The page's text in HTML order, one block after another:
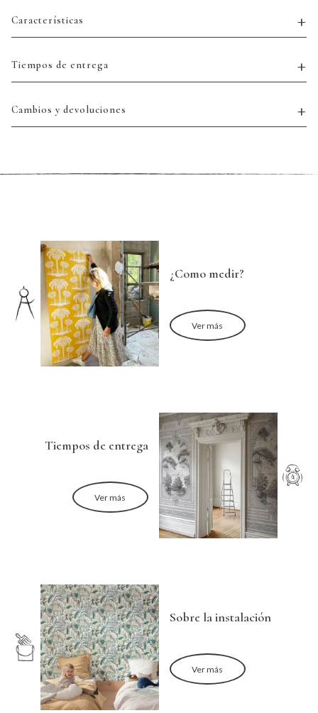
Características
Tiempos de entrega
Cambios y devoluciones
¿Como medir?
Ver más
Tiempos de entrega
Ver más
Sobre la instalación
Ver más